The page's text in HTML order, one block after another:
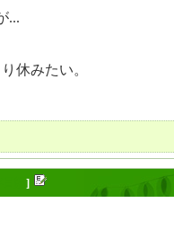
...
休みたい。
]